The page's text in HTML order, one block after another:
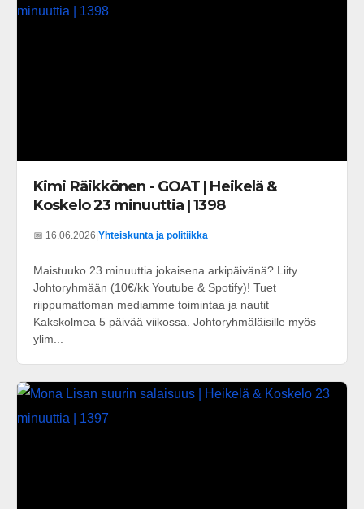
Kimi Räikkönen - GOAT | Heikelä &
Koskelo 23 minuuttia | 1398
📅 16.06.2026|Yhteiskunta ja politiikka
Maistuuko 23 minuuttia jokaisena arkipäivänä? Liity
Johtoryhmään (10€/kk Youtube & Spotify)! Tuet
riippumattoman mediamme toimintaa ja nautit
Kakskolmea 5 päivää viikossa. Johtoryhmäläisille myös
ylim...